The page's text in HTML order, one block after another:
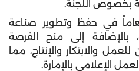
بخصوص اللجنة.
هاماً في حفظ وتطوير صناعة
بالإضافة إلى منح الفرصة
والابتكار والإنتاج، مما
الإعلامي بالإمارة.